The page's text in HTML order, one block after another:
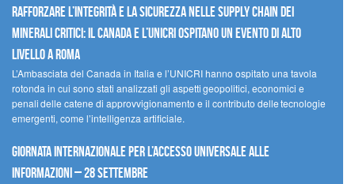
Rafforzare l’integrità e la sicurezza nelle supply chain dei
minerali critici: il Canada e l’UNICRI ospitano un evento di alto
livello a Roma
L’Ambasciata del Canada in Italia e l’UNICRI hanno ospitato una tavola
rotonda in cui sono stati analizzati gli aspetti geopolitici, economici e
penali delle catene di approvvigionamento e il contributo delle tecnologie
emergenti, come l’intelligenza artificiale.
Giornata internazionale per l’accesso universale alle
informazioni – 28 settembre